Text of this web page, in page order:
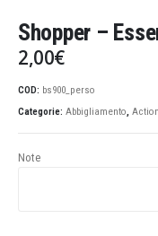
Shopper –
2,00€
COD: bs900_perso
Categorie: Abbigliamento,
Note